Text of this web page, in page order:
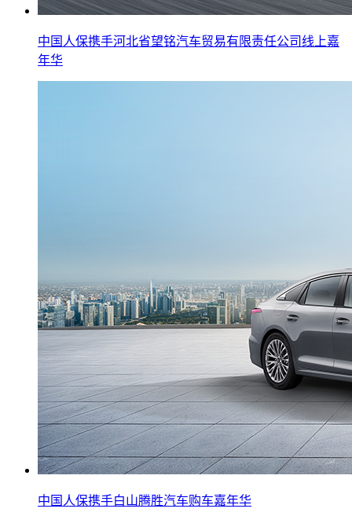
中国人保携手河北省望铭汽车贸易有限责任公司线上嘉
年华
中国人保携手白山腾胜汽车购车嘉年华